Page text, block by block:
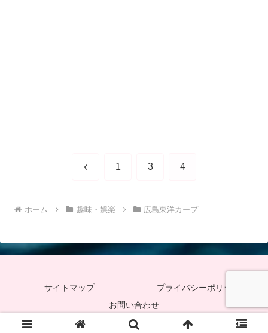
前 1 3 4
ホーム 趣味・娯楽 広島東洋カープ
サイトマップ
プライバシーポリシー
お問い合わせ
Copyright © 2023-2026 Friends-Accept All Rights Reserved.